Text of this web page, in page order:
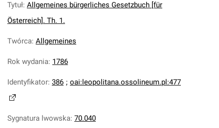
Tytuł: Allgemeines bürgerliches Gesetzbuch [für
Österreich]. Th. 1.
Twórca: Allgemeines
Rok wydania: 1786
Identyfikator: 386 ; oai:leopolitana.ossolineum.pl:477
Sygnatura lwowska: 70.040